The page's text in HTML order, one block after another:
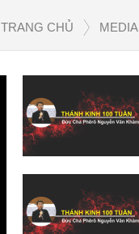
TRANG CHỦ MEDIA